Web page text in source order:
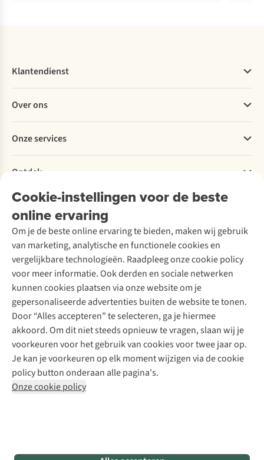
Cookie-instellingen voor de beste
online ervaring
Om je de beste online ervaring te bieden, maken wij gebruik
van marketing, analytische en functionele cookies en
vergelijkbare technologieën. Raadpleeg onze cookie policy
voor meer informatie. Ook derden en sociale netwerken
kunnen cookies plaatsen via onze website om je
gepersonaliseerde advertenties buiten de website te tonen.
Door “Alles accepteren” te selecteren, ga je hiermee
akkoord. Om dit niet steeds opnieuw te vragen, slaan wij je
voorkeuren voor het gebruik van cookies voor twee jaar op.
Je kan je voorkeuren op elk moment wijzigen via de cookie
policy button onderaan alle pagina's.
Onze cookie policy
Klantendienst
Bestellen
Betalen
Levering
Retourneren
Bestelling herroepen
Garantie
Contact
Over ons
Explore More
Verantwoord ondernemen
Over Ayacucho
Onze winkels
Over A.S.Adventure
Toegankelijkheidsverklaring
Onze services
Ski-onderhoud
Wasservice
Schoenonderhoud
Schoenherstelling
Kledingherstelling
Retouches
Voor bedrijven
Ontdek
A.S.Magazine
Podcast
Explore Academy
Explore Camp
Gear Check
Inspiratie & advies
Meld je aan voor de nieuwsbrief
Follow us
Disclaimer Privacy Policy
Algemene voorwaarden
Cookie Policy